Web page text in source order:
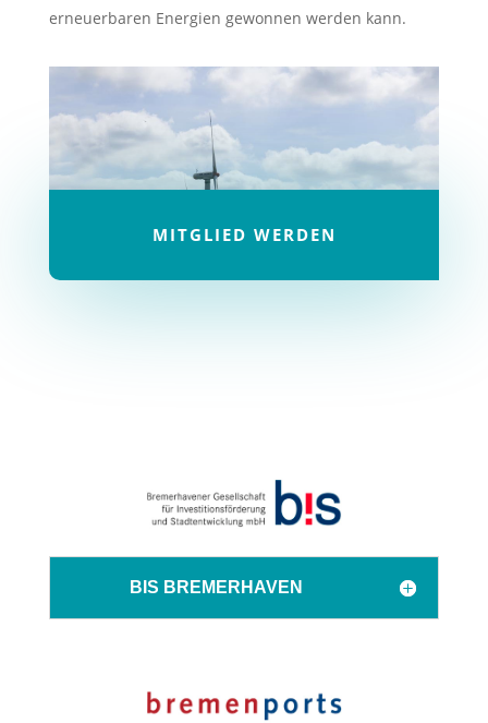
erneuerbaren Energien gewonnen werden kann.
MITGLIED WERDEN
BIS BREMERHAVEN